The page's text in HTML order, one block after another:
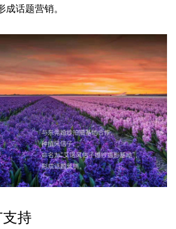
成话题营销。
持